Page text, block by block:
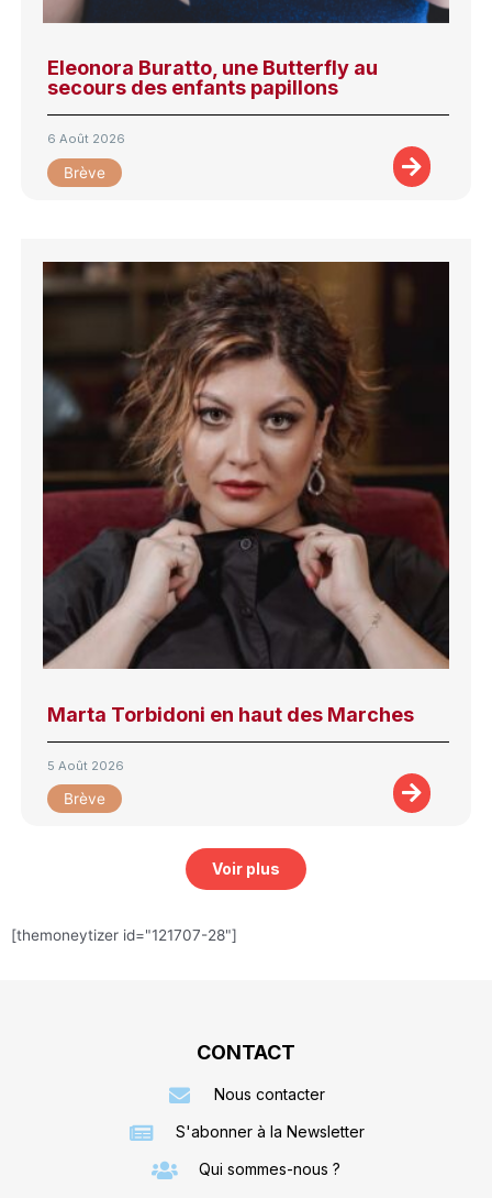
Eleonora Buratto, une Butterfly au
secours des enfants papillons
6 Août 2026
Brève
Marta Torbidoni en haut des Marches
5 Août 2026
Brève
Voir plus
[themoneytizer id="121707-28"]
CONTACT
Nous contacter
S'abonner à la Newsletter
Qui sommes-nous ?